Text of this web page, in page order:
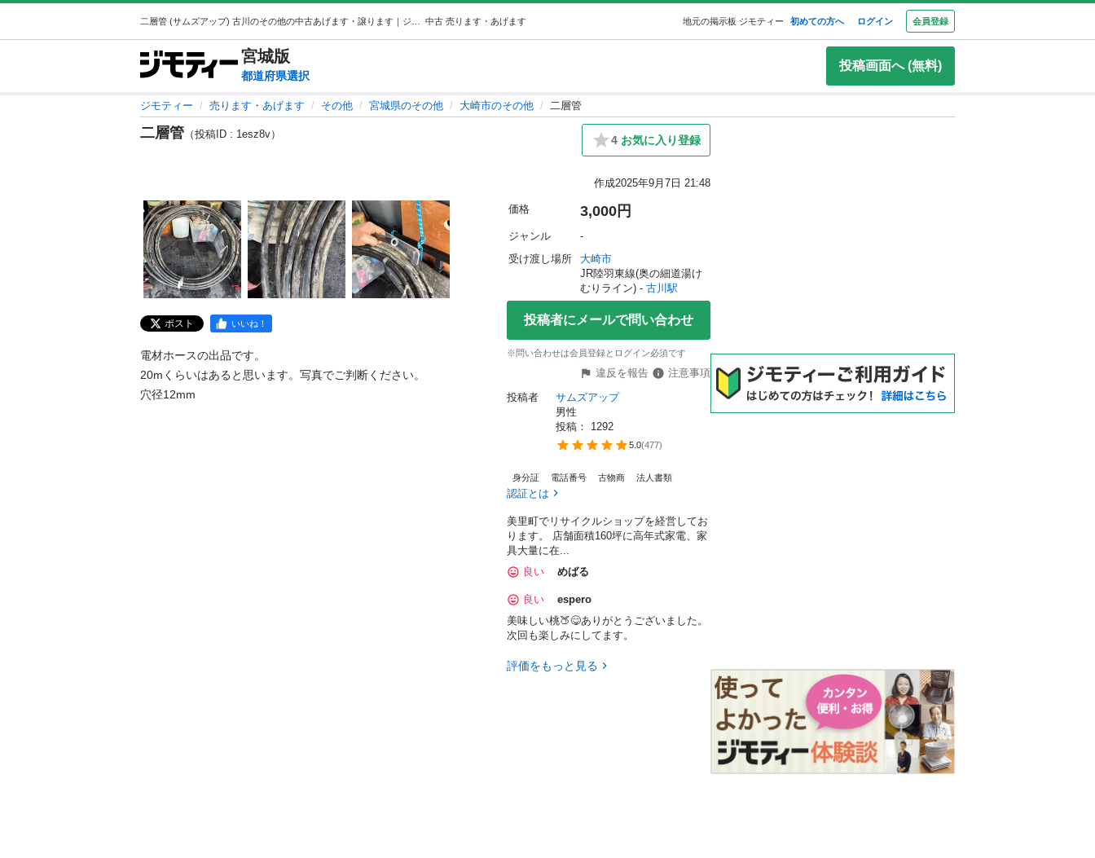
中古 売ります・あげます 地元の掲示板 ジモティー 初めての方へ ログイン 会員登録
宮城版
都道府県選択
投稿画面へ (無料)
ジモティー 売ります・あげます その他 宮城県のその他 大崎市のその他 二層管
二層管 （投稿ID : 1esz8v） 4 お気に入り登録
作成2025年9月7日 21:48
ポスト いいね！
電材ホースの出品です。
20mくらいはあると思います。写真でご判断ください。
穴径12mm
価格 3,000円
ジャンル
-
受け渡し場所
大崎市
JR陸羽東線(奥の細道湯け
むりライン) - 古川駅
投稿者にメールで問い合わせ
※問い合わせは会員登録とログイン必須です
違反を報告
注意事項
投稿者
サムズアップ
男性
投稿： 1292
5.0(477)
身分証 電話番号 古物商 法人書類
認証とは
美里町でリサイクルショップを経営してお
ります。 店舗面積160坪に高年式家電、家
具大量に在...
良い
めばる
良い
espero
美味しい桃🍑😋ありがとうございました。
次回も楽しみにしてます。
評価をもっと見る